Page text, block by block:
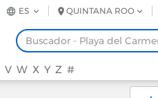
QUINTANA ROO
ES
V W X Y Z #